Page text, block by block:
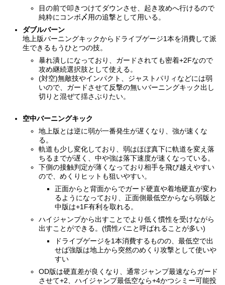
目の前で叩きつけてダウンさせ、起き攻めへ行けるので
純粋にコンボ〆用の追撃として用いる。
ダブルバーン
地上版バーニングキックからドライブゲージ1本を消費して派
生できるもうひとつの技。
暴れ潰しになっており、ガードされても密着+2Fなので
攻め継続選択肢として使える。
(対空)無敵技やインパクト、ジャストパリィなどには弱
いので、ガードさせて反撃の無いバーニングキック出し
切りと混ぜて揺さぶりたい。
空中バーニングキック
地上版とは逆に弱が一番発生が遅くなり、強が速くな
る。
軌道も少し変化しており、弱はほぼ真下に軌道を変え落
ちるまでが遅く、中や強は落下速度が速くなっている。
下側の接触判定が薄くなっており相手を飛び越えやすい
ので、めくりヒットも狙いやすい。
正面からと背面からでガード硬直や着地硬直が変わ
るようになっており、正面側最低空からなら弱版と
中版は+1F有利を取れる。
ハイジャンプから出すことでより低く慣性を受けながら
出すことができる。(慣性バニと呼ばれることが多い)
ドライブゲージを1本消費するものの、最低空で出
せば強版は地上から突然のめくり攻撃として使いや
すい
OD版は硬直差が良くなり、通常ジャンプ最速ならガード
させて+2、ハイジャンプ最低空なら+4かつシミー可能投